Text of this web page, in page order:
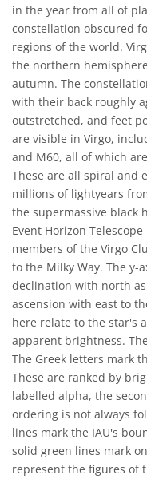
in the year from all of
constellation obscured
regions of the world.
the northern
autumn. The
with their back roughly
outstretched, and feet
are visible in Virgo,
and M60, all of which
These are all spiral and
millions of lightyears
the supermassive black
Event Horizon
members of the Virgo
to the Milky Way. The y-
declination with north
ascension with east to
here relate to the star's
apparent brightness.
The Greek letters mark
These are ranked by
labelled alpha, the
ordering is not always
lines mark the IAU's
solid green lines mark
represent the figures of